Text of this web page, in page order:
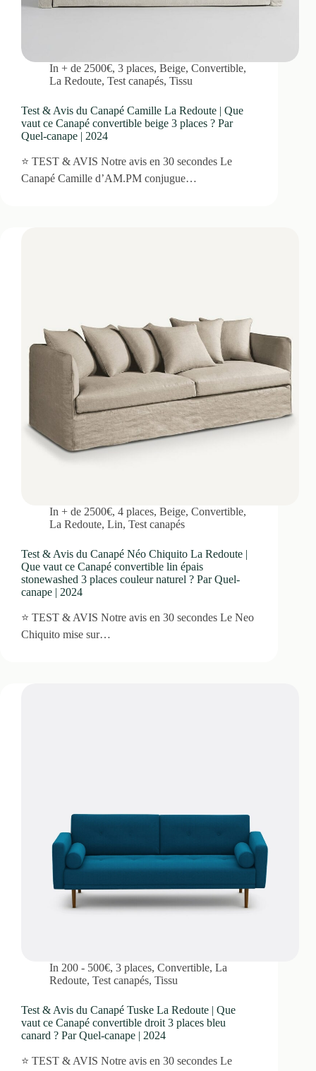
In + de 2500€,3 places,Beige,Convertible,
La Redoute, Test canapés, Tissu
Test & Avis du Canapé Camille La Redoute | Que
vaut ce Canapé convertible beige 3 places ? Par
Quel-canape | 2024
⭐ TEST & AVIS Notre avis en 30 secondes Le
Canapé Camille d’AM.PM conjugue…
In + de 2500€,4 places,Beige,Convertible,
La Redoute, Lin, Test canapés
Test & Avis du Canapé Néo Chiquito La Redoute |
Que vaut ce Canapé convertible lin épais
stonewashed 3 places couleur naturel ? Par Quel-
canape | 2024
⭐ TEST & AVIS Notre avis en 30 secondes Le Neo
Chiquito mise sur…
In 200 - 500€,3 places,Convertible,La
Redoute, Test canapés, Tissu
Test & Avis du Canapé Tuske La Redoute | Que
vaut ce Canapé convertible droit 3 places bleu
canard ? Par Quel-canape | 2024
⭐ TEST & AVIS Notre avis en 30 secondes Le